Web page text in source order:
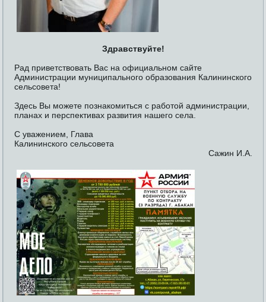
Здравствуйте!
Рад приветствовать Вас на официальном сайте
Администрации муниципального образования Калининского
сельсовета!
Здесь Вы можете познакомиться с работой администрации,
планах и перспективах развития нашего села.
С уважением, Глава
Калининского сельсовета
Сажин И.А.